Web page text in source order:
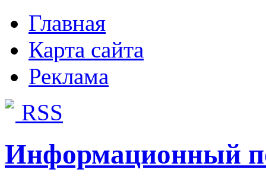
Главная
Карта сайта
Реклама
RSS
Информационный